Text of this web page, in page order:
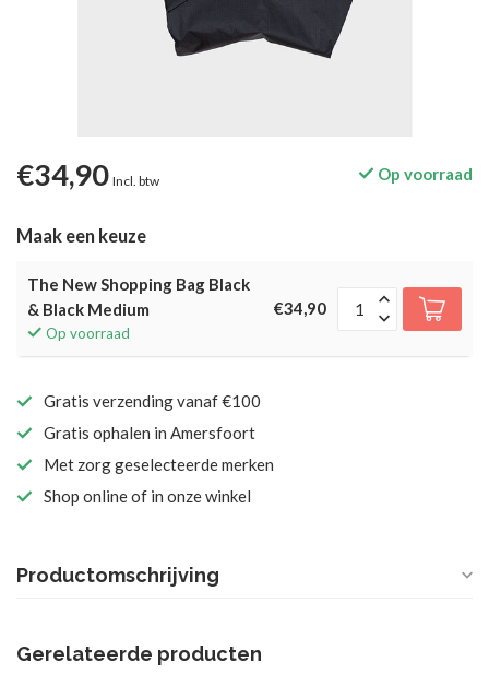
€34,90 Incl. btw Op voorraad
Maak een keuze
The New Shopping Bag Black
& Black Medium
Op voorraad
€34,90
Gratis verzending vanaf €100
Gratis ophalen in Amersfoort
Met zorg geselecteerde merken
Shop online of in onze winkel
Productomschrijving
Gerelateerde producten